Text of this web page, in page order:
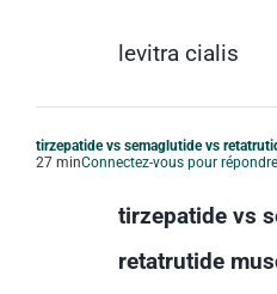
levitra cialis
tirzepatide vs semaglutide vs
27 minConnectez-vous pour répondre
tirzepatide vs
retatrutide